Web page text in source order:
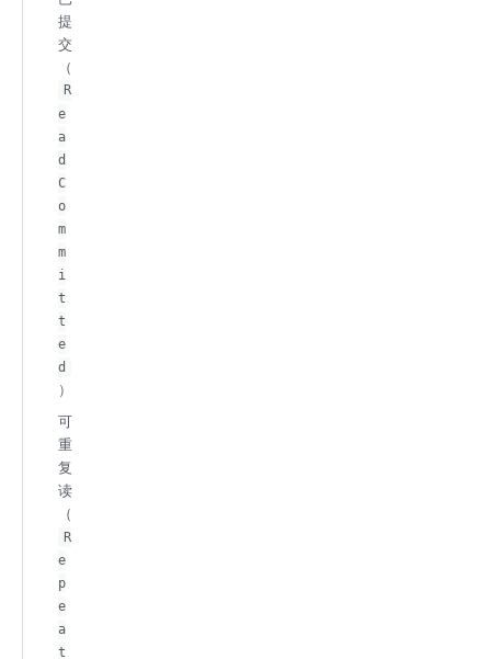
提
交
（
R
e
a
d
C
o
m
m
i
t
t
e
d
）
可
重
复
读
（
R
e
p
e
a
t